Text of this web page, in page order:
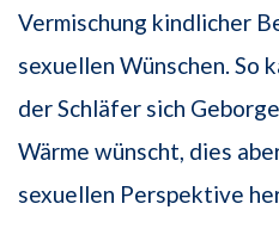
Vermischung kindlicher
sexuellen Wünschen. So
der Schläfer sich
Wärme wünscht, dies
sexuellen Perspektive